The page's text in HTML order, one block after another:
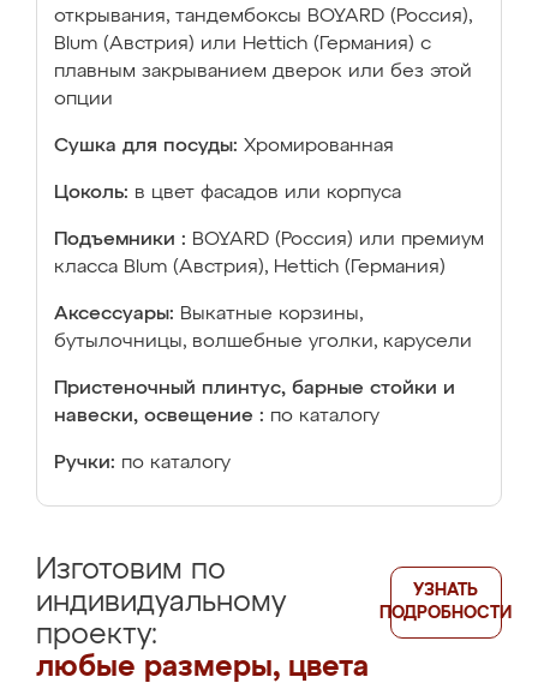
открывания, тандембоксы BOYARD (Россия),
Blum (Австрия) или Hettich (Германия) с
плавным закрыванием дверок или без этой
опции
Сушка для посуды: Хромированная
Цоколь: в цвет фасадов или корпуса
Подъемники : BOYARD (Россия) или премиум
класса Blum (Австрия), Hettich (Германия)
Аксессуары: Выкатные корзины,
бутылочницы, волшебные уголки, карусели
Пристеночный плинтус, барные стойки и
навески, освещение : по каталогу
Ручки: по каталогу
Изготовим по
индивидуальному
проекту:
любые размеры, цвета
УЗНАТЬ
ПОДРОБНОСТИ